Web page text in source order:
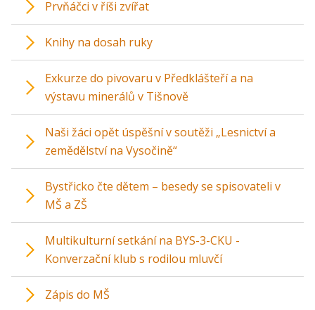
Prvňáčci v říši zvířat
Knihy na dosah ruky
Exkurze do pivovaru v Předklášteří a na
výstavu minerálů v Tišnově
Naši žáci opět úspěšní v soutěži „Lesnictví a
zemědělství na Vysočině“
Bystřicko čte dětem – besedy se spisovateli v
MŠ a ZŠ
Multikulturní setkání na BYS-3-CKU -
Konverzační klub s rodilou mluvčí
Zápis do MŠ